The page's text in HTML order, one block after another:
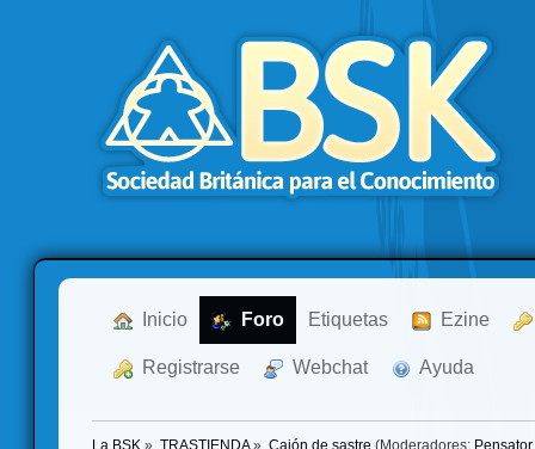
Inicio Foro Etiquetas Ezine
Registrarse Webchat Ayuda
La BSK » TRASTIENDA» Cajón de sastre (Moderadores: Pensator